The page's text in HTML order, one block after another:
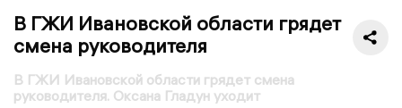
В ГЖИ Ивановской области грядет
смена руководителя
В ГЖИ Ивановской области грядет смена
руководителя. Оксана Гладун уходит